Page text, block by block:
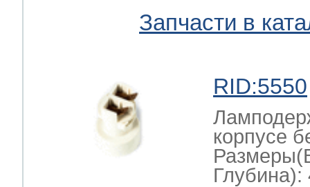
Запчасти в
RID:5550
корпусе
Глубина):